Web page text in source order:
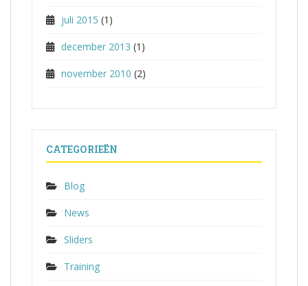
juli 2015 (1)
december 2013 (1)
november 2010 (2)
CATEGORIEËN
Blog
News
Sliders
Training